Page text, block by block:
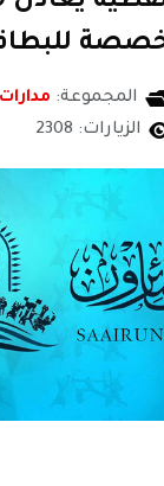
المجموعة: مدارات
الزيارات: 2308